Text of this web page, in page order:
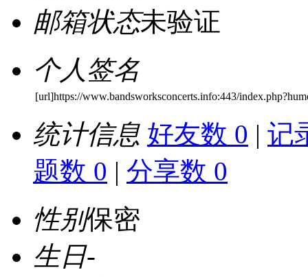
邮箱状态未验证
个人签名
[url]https://www.bandsworksconcerts.info:443/
统计信息 好友数 0 | 记
题数 0 | 分享数 0
性别保密
生日-